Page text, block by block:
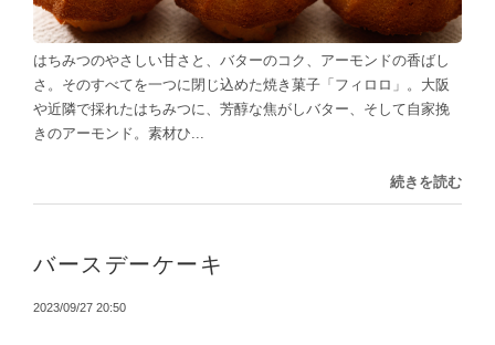
はちみつのやさしい甘さと、バターのコク、アーモンドの香ばし
さ。そのすべてを一つに閉じ込めた焼き菓子「フィロロ」。大阪
や近隣で採れたはちみつに、芳醇な焦がしバター、そして自家挽
きのアーモンド。素材ひ...
続きを読む
バースデーケーキ
2023/09/27 20:50